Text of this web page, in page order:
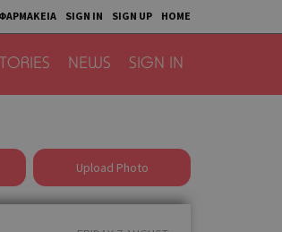
ΦΑΡΜΑΚΕΙΑ SIGN IN SIGN UP HOME
NEWS SIGN IN
Upload Photo